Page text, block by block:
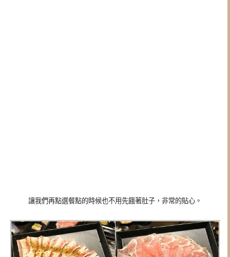
讓我們再點選餐點的時候也不用先餓著肚子，非常的貼心。